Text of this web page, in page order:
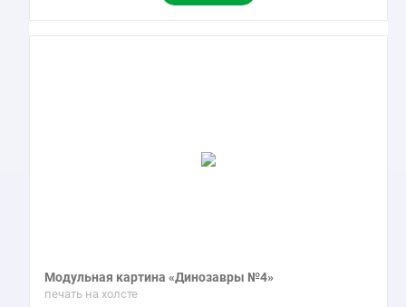
Модульная картина «Динозавры №4»
печать на холсте